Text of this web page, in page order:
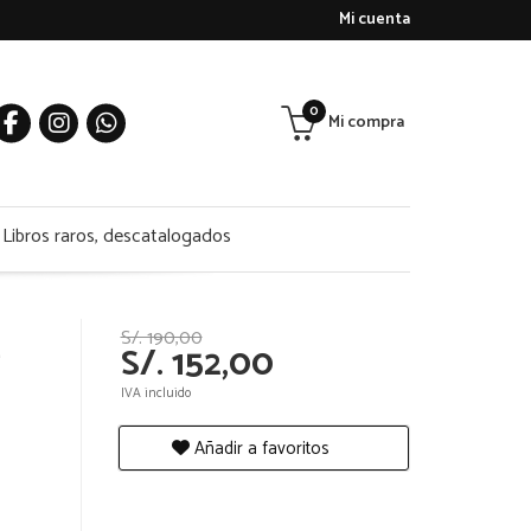
Mi cuenta
Mi compra
0
Libros raros, descatalogados
S/. 190,00
S/. 152,00
IVA incluido
Añadir a favoritos